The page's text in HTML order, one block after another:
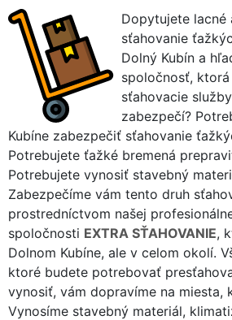
Dopytujete lacné
sťahovanie
Dolný Kubín a
spoločnosť,
sťahovacie
zabezpečí?
Kubíne zabezpečiť sťahovanie
Potrebujete ťažké bremená
Potrebujete vynosiť stavebný
Zabezpečíme vám tento druh
prostredníctvom našej
spoločnosti EXTRA SŤAHOVANIE,
Dolnom Kubíne, ale v celom okolí.
ktoré budete potrebovať
vynosiť, vám dopravíme na miesta,
Vynosíme stavebný materiál,